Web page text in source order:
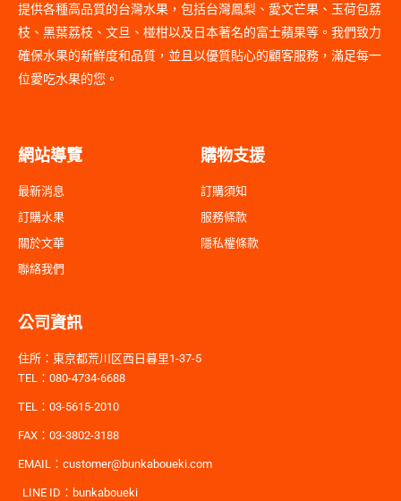
提供各種高品質的台灣水果，包括台灣鳳梨、愛文芒果、玉荷包荔
枝、黑葉荔枝、文旦、椪柑以及日本著名的富士蘋果等。我們致力
確保水果的新鮮度和品質，並且以優質貼心的顧客服務，滿足每一
位愛吃水果的您。
網站導覽
最新消息
訂購水果
關於文華
聯絡我們
購物支援
訂購須知
服務條款
隱私權條款
公司資訊
住所：東京都荒川区西日暮里1-37-5
TEL：080-4734-6688
TEL：03-5615-2010
FAX：03-3802-3188
EMAIL：customer@bunkaboueki.com
LINE ID：bunkaboueki